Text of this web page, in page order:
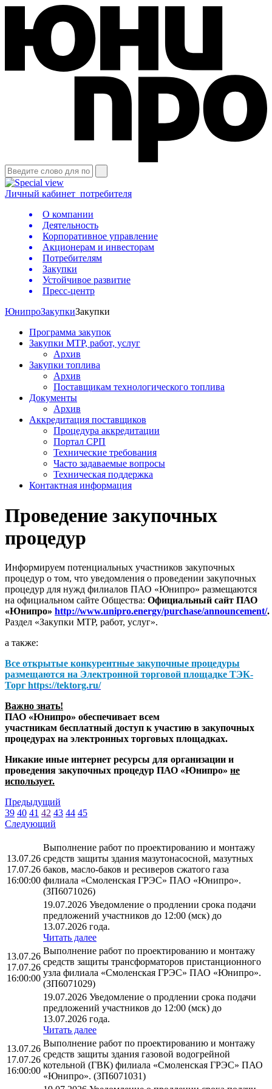
Личный кабинет потребителя
О компании
Деятельность
Корпоративное управление
Акционерам и инвесторам
Потребителям
Закупки
Устойчивое развитие
Пресс-центр
ЮнипроЗакупкиЗакупки
Программа закупок
Закупки МТР, работ, услуг
Архив
Закупки топлива
Архив
Поставщикам технологического топлива
Документы
Архив
Аккредитация поставщиков
Процедура аккредитации
Портал СРП
Технические требования
Часто задаваемые вопросы
Техническая поддержка
Контактная информация
Проведение закупочных
процедур
Информируем потенциальных участников закупочных
процедур о том, что уведомления о проведении закупочных
процедур для нужд филиалов ПАО «Юнипро» размещаются
на официальном сайте Общества: Официальный сайт ПАО
«Юнипро» http://www.unipro.energy/purchase/announcement/.
Раздел «Закупки МТР, работ, услуг».
а также:
Все открытые конкурентные закупочные процедуры
размещаются на Электронной торговой площадке ТЭК-
Торг https://tektorg.ru/
Важно знать!
ПАО «Юнипро» обеспечивает всем
участникам бесплатный доступ к участию в закупочных
процедурах на электронных торговых площадках.
Никакие иные интернет ресурсы для организации и
проведения закупочных процедур ПАО «Юнипро» не
использует.
Предыдущий
39 40 41 42 43 44 45
Следующий
13.07.26
17.07.26
16:00:00
Выполнение работ по проектированию и монтажу
средств защиты здания мазутонасосной, мазутных
баков, масло-баков и ресиверов сжатого газа
филиала «Смоленская ГРЭС» ПАО «Юнипро».
(ЗП6071026)
19.07.2026 Уведомление о продлении срока подачи
предложений участников до 12:00 (мск) до
13.07.2026 года.
Читать далее
13.07.26
17.07.26
16:00:00
Выполнение работ по проектированию и монтажу
средств защиты трансформаторов пристанционного
узла филиала «Смоленская ГРЭС» ПАО «Юнипро».
(ЗП6071029)
19.07.2026 Уведомление о продлении срока подачи
предложений участников до 12:00 (мск) до
13.07.2026 года.
Читать далее
13.07.26
17.07.26
16:00:00
Выполнение работ по проектированию и монтажу
средств защиты здания газовой водогрейной
котельной (ГВК) филиала «Смоленская ГРЭС» ПАО
«Юнипро». (ЗП6071031)